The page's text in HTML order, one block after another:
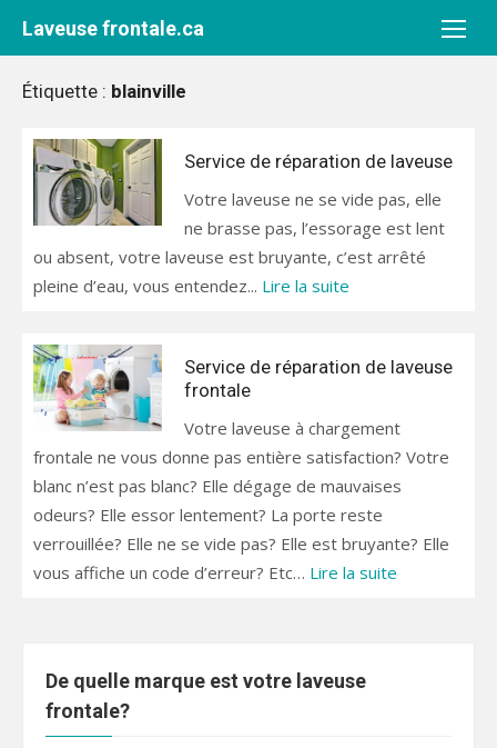
Laveuse frontale.ca
Étiquette : blainville
Service de réparation de laveuse
Votre laveuse ne se vide pas, elle
ne brasse pas, l’essorage est lent
ou absent, votre laveuse est bruyante, c’est arrêté
pleine d’eau, vous entendez... Lire la suite
Service de réparation de laveuse
frontale
Votre laveuse à chargement
frontale ne vous donne pas entière satisfaction? Votre
blanc n’est pas blanc? Elle dégage de mauvaises
odeurs? Elle essor lentement? La porte reste
verrouillée? Elle ne se vide pas? Elle est bruyante? Elle
vous affiche un code d’erreur? Etc… Lire la suite
De quelle marque est votre laveuse
frontale?